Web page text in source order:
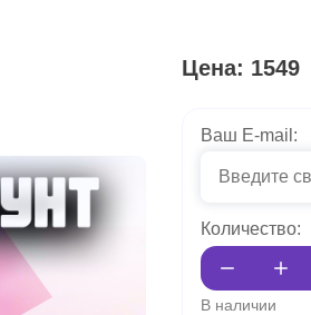
Цена: 1549
Ваш E-mail:
Количество:
В наличии